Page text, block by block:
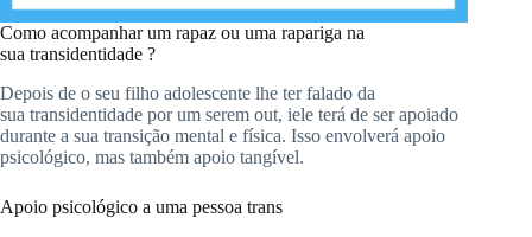
Como acompanhar um rapaz ou uma rapariga na
sua transidentidade ?
Depois de o seu filho adolescente lhe ter falado da
sua transidentidade por um serem out, iele terá de ser apoiado
durante a sua transição mental e física. Isso envolverá apoio
psicológico, mas também apoio tangível.
Apoio psicológico a uma pessoa trans